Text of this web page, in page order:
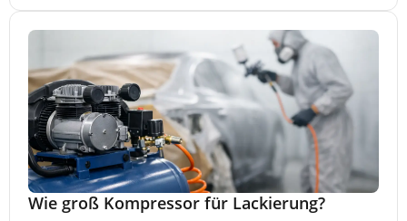
Wie groß Kompressor für Lackierung?